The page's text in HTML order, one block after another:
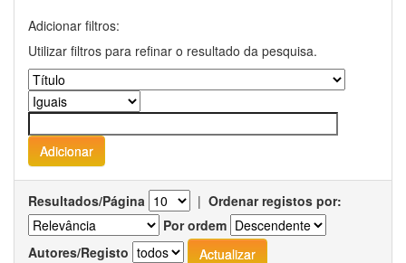
Adicionar filtros:
Utilizar filtros para refinar o resultado da pesquisa.
Resultados/Página | Ordenar registos por:
Por ordem
Autores/Registo